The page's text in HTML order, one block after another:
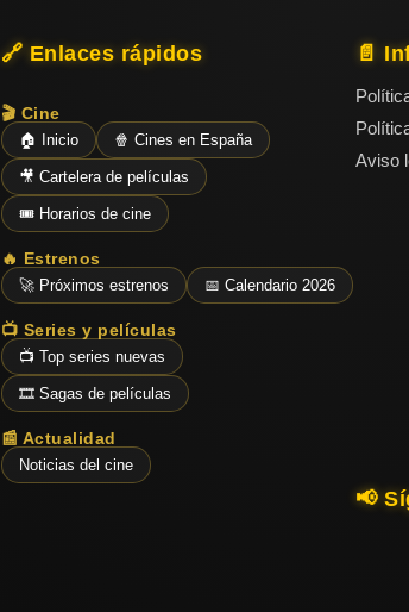
🔗 Enlaces rápidos
🎬 Cine
🏠 Inicio 🍿 Cines en España
🎥 Cartelera de películas
🎟️ Horarios de cine
🔥 Estrenos
🚀 Próximos estrenos 📅 Calendario 2026
📺 Series y películas
📺 Top series nuevas
🎞️ Sagas de películas
📰 Actualidad
Noticias del cine
📄
Aviso
📢